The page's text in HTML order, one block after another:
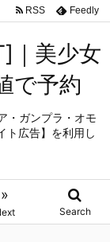
｜美少女
で予約
・ガンプラ・オモ
ト広告】を利用し
»
Search
RSS Feedly